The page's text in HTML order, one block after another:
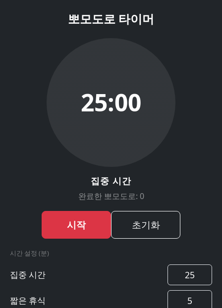
뽀모도로 타이머
25:00
집중 시간
완료한 뽀모도로: 0
시작 초기화
시간 설정 (분)
집중 시간
짧은 휴식